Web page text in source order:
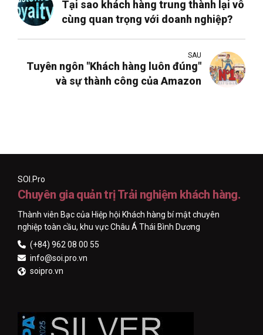
Tại sao khách hàng trung thành lại vô
cùng quan trọng với doanh nghiệp?
SAU
Tuyên ngôn "Khách hàng luôn đúng"
và sự thành công của Amazon
SOI.Pro
Chuyên gia quản trị Trải nghiệm khách hàng.
Thành viên Bạc của Hiệp hội Khách hàng bí mật chuyên
nghiệp toàn cầu, khu vực Châu Á Thái Bình Dương
(+84) 962 08 00 55
info@soi.pro.vn
soipro.vn